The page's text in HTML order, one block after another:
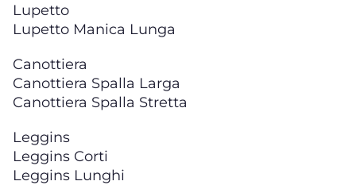
Lupetto
Lupetto Manica Lunga
Canottiera
Canottiera Spalla Larga
Canottiera Spalla Stretta
Leggins
Leggins Corti
Leggins Lunghi